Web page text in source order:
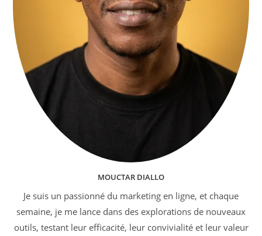
MOUCTAR DIALLO
Je suis un passionné du marketing en ligne, et chaque
semaine, je me lance dans des explorations de nouveaux
outils, testant leur efficacité, leur convivialité et leur valeur